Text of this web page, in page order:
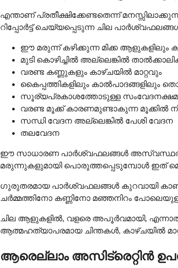
എന്താണ് പ്രതീക്ഷിക്കേണ്ടതെന്ന്
റിപ്പോർട്ട് ചെയ്യപ്പെടുന്ന ചില
ഈ മരുന്ന് കഴിക്കുന്ന മിക്ക ആളുകളിലും
മുടി കൊഴിച്ചിൽ അല്ലെങ്കിൽ
വരണ്ട കണ്ണുകളും കാഴ്ചയിൽ മാറ്റവും
കൈപ്പത്തികളിലും കാൽപാദങ്ങളിലും
സൂര്യപ്രകാശത്തോടുള്ള
വരണ്ട മൂക്ക് കാരണമുണ്ടാകുന്ന മൂക്കിൽ
സന്ധി വേദന അല്ലെങ്കിൽ പേശി വേദന
തലവേദന
ഈ സാധാരണ പാർശ്വഫലങ്ങൾ
മരുന്നുകളുമായി പൊരുത്തപ്പെടുമ്പോൾ ഇത്
ഗുരുതരമായ പാർശ്വഫലങ്ങൾ കുറവായി
ചർമ്മത്തിനോ കണ്ണിനോ മഞ്ഞനിറം
ചില ആളുകളിൽ, വളരെ അപൂർവമായി,
ആത്മഹത്യാപരമായ ചിന്തകൾ, കാഴ്ചയിൽ
ആരെല്ലാം അസിട്രെറ്റിൻ